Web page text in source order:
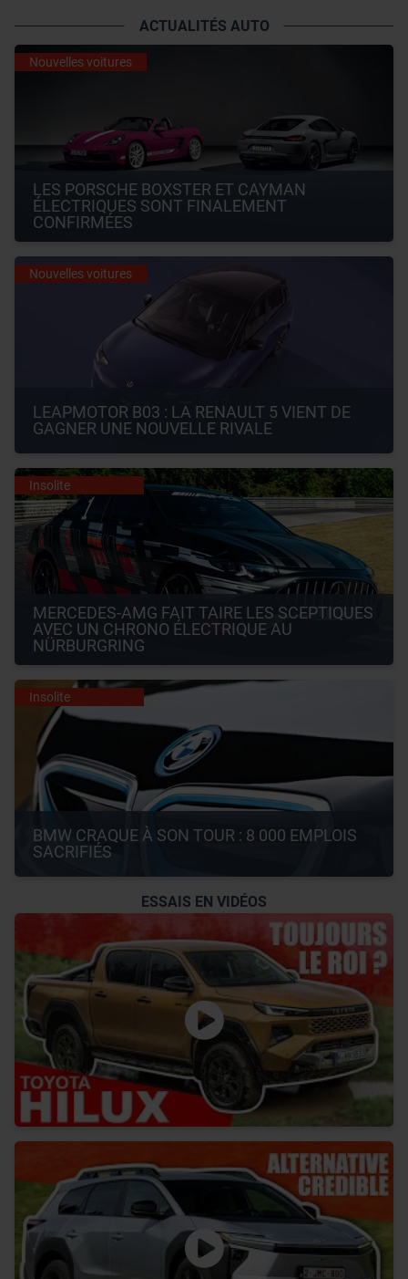
ACTUALITÉS AUTO
Nouvelles voitures
LES PORSCHE BOXSTER ET CAYMAN
ÉLECTRIQUES SONT FINALEMENT
CONFIRMÉES
Nouvelles voitures
LEAPMOTOR B03 : LA RENAULT 5 VIENT DE
GAGNER UNE NOUVELLE RIVALE
Insolite
MERCEDES-AMG FAIT TAIRE LES SCEPTIQUES
AVEC UN CHRONO ÉLECTRIQUE AU
NÜRBURGRING
Insolite
BMW CRAQUE À SON TOUR : 8 000 EMPLOIS
SACRIFIÉS
ESSAIS EN VIDÉOS